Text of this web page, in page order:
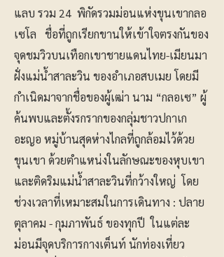
แลบ รวม 24 พิกัดรวมม่อนแห่งขุนเขากลอ
เซโล ชื่อที่ถูกเรียกขานให้เข้าใจตรงกันของ
จุดชมวิวบนเทือกเขาชายแดนไทย-เมียนมา
ฝั่งแม่น้ำสาละวิน ของอำเภอสบเมย โดยมี
กำเนิดมาจากชื่อของผู้เฒ่า นาม “กลอเซ” ผู้
ค้นพบและตั้งรกรากของกลุ่มชาวปกาเก
อะญอ หมู่บ้านสุดห่างไกลที่ถูกล้อมไว้ด้วย
ขุนเขา ด้วยตำแหน่งในลักษณะของหุบเขา
และติดริมแม่น้ำสาละวินที่กว้างใหญ่ โดย
ช่วงเวลาที่เหมาะสมในการเดินทาง : ปลาย
ตุลาคม - กุมภาพันธ์ ของทุกปี ในแต่ละ
ม่อนมีจุดบริการกางเต็นท์ นักท่องเที่ยว